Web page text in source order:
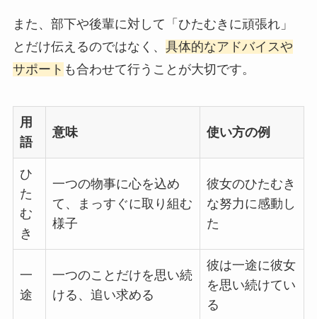
また、部下や後輩に対して「ひたむきに頑張れ」
とだけ伝えるのではなく、 具体的なアドバイスや
サポート も合わせて行うことが大切です。
用
語
意味 使い方の例
ひ
た
む
き
一つの物事に心を込め
て、まっすぐに取り組む
様子
彼女のひたむき
な努力に感動し
た
一
途
一つのことだけを思い続
ける、追い求める
彼は一途に彼女
を思い続けてい
る